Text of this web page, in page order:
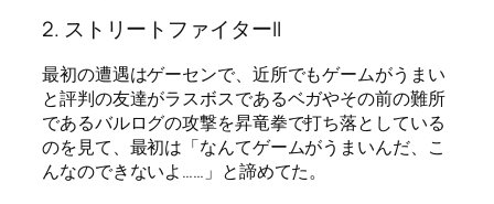
2. ストリートファイターII
最初の遭遇はゲーセンで、近所でもゲームがうまい
と評判の友達がラスボスであるベガやその前の難所
であるバルログの攻撃を昇竜拳で打ち落としている
のを見て、最初は「なんてゲームがうまいんだ、こ
んなのできないよ……」と諦めてた。